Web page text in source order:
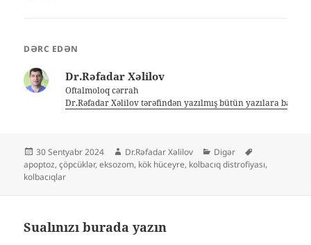
DƏRC EDƏN
Dr.Rəfadar Xəlilov
Oftalmoloq cərrah
Dr.Rəfadar Xəlilov tərəfindən yazılmış bütün yazılara bax
Yayım
tarixi
30 Sentyabr 2024 Müəllif
Dr.Rəfadar Xəlilov Kateqoriyalar
Digər
apoptoz,çöpcüklər,eksozom, kök hüceyre, kolbacıq distrofiyası,
kolbacıqlar
Sualınızı burada yazın